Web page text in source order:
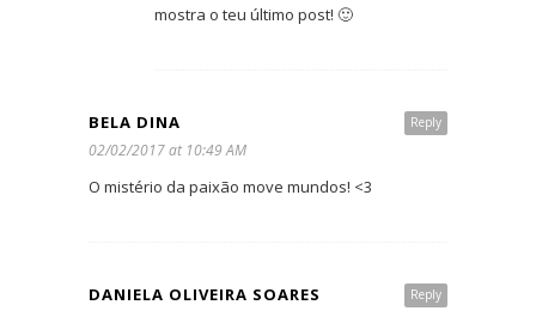
mostra o teu último post! 🙂
Reply
BELA DINA
02/02/2017 at 10:49 AM
O mistério da paixão move mundos! <3
Reply
DANIELA OLIVEIRA SOARES